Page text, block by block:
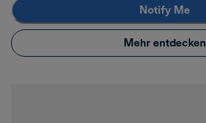
Notify Me
Mehr entdecken